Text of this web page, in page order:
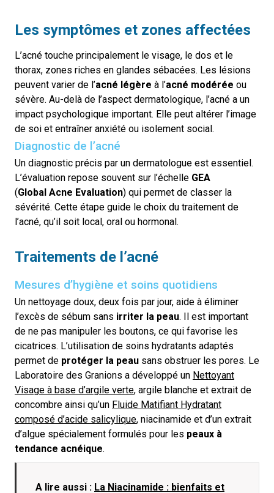
Les symptômes et zones affectées
L’acné touche principalement le visage, le dos et le
thorax, zones riches en glandes sébacées. Les lésions
peuvent varier de l’acné légère à l’acné modérée ou
sévère. Au-delà de l’aspect dermatologique, l’acné a un
impact psychologique important. Elle peut altérer l’image
de soi et entraîner anxiété ou isolement social.
Diagnostic de l’acné
Un diagnostic précis par un dermatologue est essentiel.
L’évaluation repose souvent sur l’échelle GEA
(Global Acne Evaluation) qui permet de classer la
sévérité. Cette étape guide le choix du traitement de
l’acné, qu’il soit local, oral ou hormonal.
Traitements de l’acné
Mesures d’hygiène et soins quotidiens
Un nettoyage doux, deux fois par jour, aide à éliminer
l’excès de sébum sans irriter la peau. Il est important
de ne pas manipuler les boutons, ce qui favorise les
cicatrices. L’utilisation de soins hydratants adaptés
permet de protéger la peau sans obstruer les pores. Le
Laboratoire des Granions a développé un Nettoyant
Visage à base d’argile verte, argile blanche et extrait de
concombre ainsi qu’un Fluide Matifiant Hydratant
composé d’acide salicylique, niacinamide et d’un extrait
d’algue spécialement formulés pour les peaux à
tendance acnéique.
A lire aussi : La Niacinamide : bienfaits et